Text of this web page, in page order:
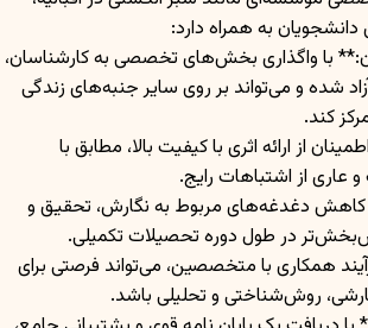
دانشجویان به همراه دارد:
با واگذاری بخش‌های تخصصی به کارشناسان،
شده و می‌تواند بر روی سایر جنبه‌های زندگی
کند.
از ارائه اثری با کیفیت بالا، مطابق با
عاری از اشتباهات رایج.
دغدغه‌های مربوط به نگارش، تحقیق و
در طول دوره تحصیلات تکمیلی.
همکاری با متخصصین، می‌تواند فرصتی برای
روش‌شناختی و تحلیلی باشد.